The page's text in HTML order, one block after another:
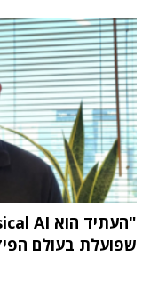
שפועלת בעולם